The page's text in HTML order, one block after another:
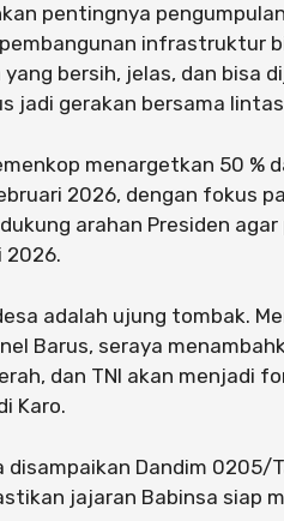
pentingnya
infrastruktur
bersih, jelas, dan bisa
jadi gerakan bersama
menargetkan 50 %
2026, dengan fokus
arahan Presiden
2026.
adalah ujung tombak.
Barus, seraya
dan TNI akan menjadi
Karo.
disampaikan Dandim 0205/
jajaran Babinsa siap